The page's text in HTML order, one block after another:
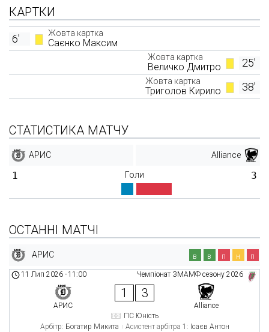
КАРТКИ
Жовта картка
Саєнко Максим
6'
25'
Жовта картка
Величко Дмитро
38'
Жовта картка
Триголов Кирило
СТАТИСТИКА МАТЧУ
АРИС Alliance
1 Голи 3
ОСТАННІ МАТЧІ
АРИС в в п н п
Чемпіонат ЗМАМФ сезону 2026
11 Лип 2026 -11:00
АРИС
1 3
Alliance
ПС Юність
Арбітр: Богатир Микита Асистент арбітра 1: Ісаєв Антон